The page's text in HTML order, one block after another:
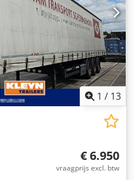
1 / 13
€ 6.950
vraagprijs excl. btw